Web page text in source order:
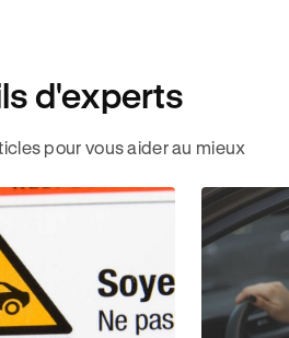
d'experts
pour vous aider au mieux